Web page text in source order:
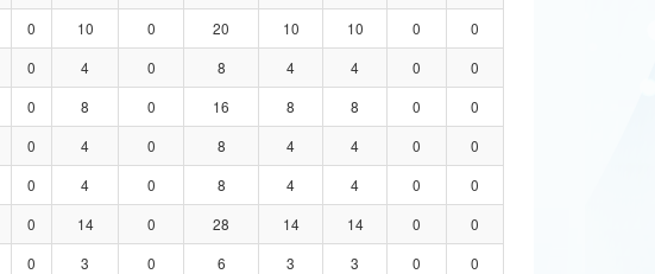
0 10 0 20 10 10 0
0
0 4 0 8 4 4 0
0
0 8 0 16 8 8 0
0
0 4 0 8 4 4 0
0
0 4 0 8 4 4 0
0
0 14 0 28 14 14 0
0
0 3 0 6 3 3 0
0